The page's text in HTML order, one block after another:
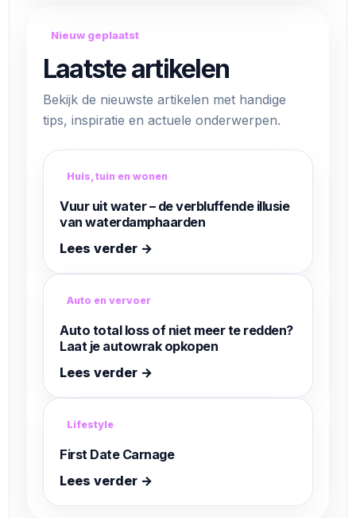
Nieuw geplaatst
Laatste artikelen
Bekijk de nieuwste artikelen met handige
tips, inspiratie en actuele onderwerpen.
Huis, tuin en wonen
Vuur uit water – de verbluffende illusie
van waterdamphaarden
Lees verder →
Auto en vervoer
Auto total loss of niet meer te redden?
Laat je autowrak opkopen
Lees verder →
Lifestyle
First Date Carnage
Lees verder →